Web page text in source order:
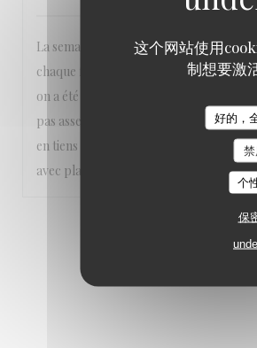
这个网站使用
制想要激
好的，
禁
个
保
La semaine avant on est allé manger à
chaque fois depuis des super délicieux,
on a été déçu, c'était sûrement un autre
pas assez cuites, le poisson pas cuit.
en tiens pas rigueur, l'année prochaine,
avec plaisir et envie!!!
3